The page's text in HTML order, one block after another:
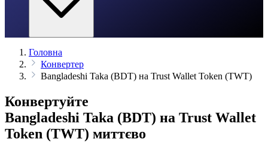
Головна
Конвертер
Bangladeshi Taka (BDT) на Trust Wallet Token (TWT)
Конвертуйте
Bangladeshi Taka (BDT) на Trust Wallet
Token (TWT) миттєво